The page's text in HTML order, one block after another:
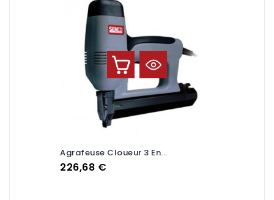
Agrafeuse Cloueur 3 En...
Prix
226,68 €